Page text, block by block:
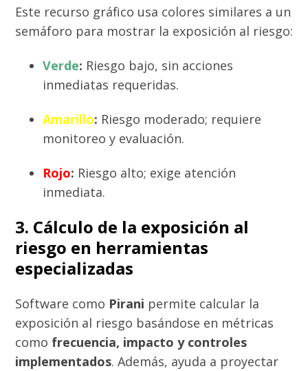
Este recurso gráfico usa colores similares a un
semáforo para mostrar la exposición al riesgo:
Verde: Riesgo bajo, sin acciones
inmediatas requeridas.
Amarillo: Riesgo moderado; requiere
monitoreo y evaluación.
Rojo: Riesgo alto; exige atención
inmediata.
3. Cálculo de la exposición al
riesgo en herramientas
especializadas
Software como Pirani permite calcular la
exposición al riesgo basándose en métricas
como frecuencia, impacto y controles
implementados. Además, ayuda a proyectar